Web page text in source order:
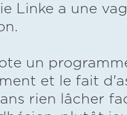
Linke a une
un
et le fait
rien lâcher